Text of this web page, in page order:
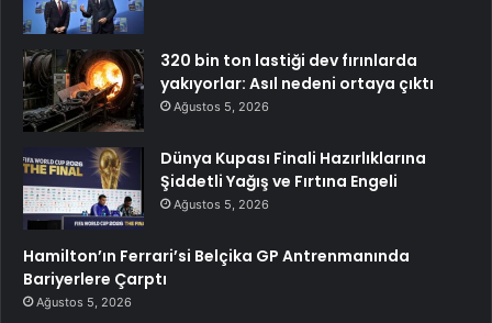
320 bin ton lastiği dev fırınlarda
yakıyorlar: Asıl nedeni ortaya çıktı
Ağustos 5, 2026
Dünya Kupası Finali Hazırlıklarına
Şiddetli Yağış ve Fırtına Engeli
Ağustos 5, 2026
Hamilton’ın Ferrari’si Belçika GP Antrenmanında
Bariyerlere Çarptı
Ağustos 5, 2026